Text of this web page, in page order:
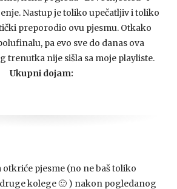
Nastup je toliko upečatljiv i toliko
preporodio ovu pjesmu. Otkako
pa evo sve do danas ova
trenutka nije sišla sa moje playliste.
Ukupni dojam:
otkriće pjesme (no ne baš toliko
kolege 🙂 ) nakon pogledanog